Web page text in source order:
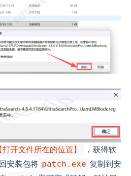
打开文件所在的位置】
，获得软
安装包将 patch.exe 复制到安